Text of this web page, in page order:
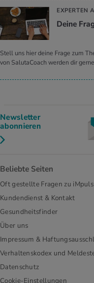
EXPERTEN
Deine
Stell uns hier deine Frage zum
von SalutaCoach werden dir
Newsletter
abonnieren
Beliebte Seiten
Oft gestellte Fragen zu iMpuls
Kundendienst & Kontakt
Gesundheitsfinder
Über uns
Impressum &
Verhaltenskodex und
Datenschutz
Cookie-Einstellungen